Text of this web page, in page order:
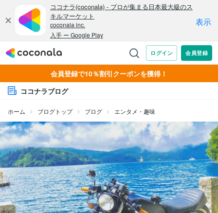
会員登録で10％割引クーポンを獲得！
ココナラブログ
ホーム ブログトップ ブログ エンタメ・趣味